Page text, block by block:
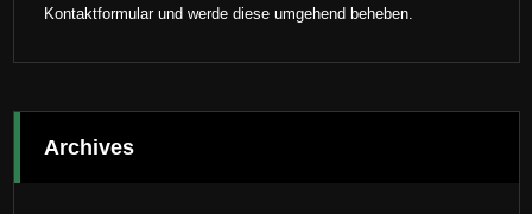
Kontaktformular und werde diese umgehend beheben.
Archives